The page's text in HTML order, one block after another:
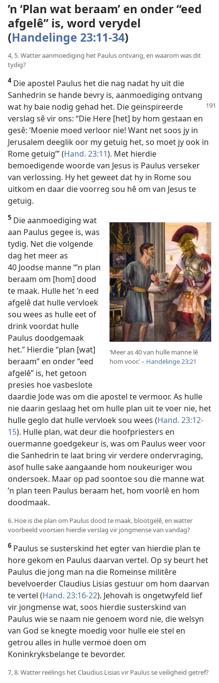
’n ‘Plan wat beraam’ en onder “eed
afgelê” is, word verydel
(Handelinge 23:11-34)
4, 5. Watter aanmoediging het Paulus ontvang, en waarom was dit
tydig?
4Die apostel Paulus het die nag nadat hy uit die
Sanhedrin se hande bevry is, aanmoediging ontvang
wat hy baie nodig gehad het. Die geïnspireerde
verslag sê vir ons: “Die Here [het] by hom gestaan en
gesê: ‘Moenie moed verloor nie! Want net soos jy in
Jerusalem deeglik oor my getuig het, so moet jy ook in
Rome getuig’” (Hand. 23:11). Met hierdie
bemoedigende woorde van Jesus is Paulus verseker
van verlossing. Hy het geweet dat hy in Rome sou
uitkom en daar die voorreg sou hê om van Jesus te
getuig.
‘Meer as 40 van hulle manne lê
hom voor.’ – Handelinge 23:21
5 Die aanmoediging wat
aan Paulus gegee is, was
tydig. Net die volgende
dag het meer as
40 Joodse manne “’n plan
beraam om [hom] dood
te maak. Hulle het ’n eed
afgelê dat hulle vervloek
sou wees as hulle eet of
drink voordat hulle
Paulus doodgemaak
het.” Hierdie “plan [wat]
beraam” en onder “eed
afgelê” is, het getoon
presies hoe vasbeslote
daardie Jode was om die apostel te vermoor. As hulle
nie daarin geslaag het om hulle plan uit te voer nie, het
hulle geglo dat hulle vervloek sou wees (Hand. 23:12-
15). Hulle plan, wat deur die hoofpriesters en
ouermanne goedgekeur is, was om Paulus weer voor
die Sanhedrin te laat bring vir verdere ondervraging,
asof hulle sake aangaande hom noukeuriger wou
ondersoek. Maar op pad soontoe sou die manne wat
’n plan teen Paulus beraam het, hom voorlê en hom
doodmaak.
6. Hoe is die plan om Paulus dood te maak, blootgelê, en watter
voorbeeld voorsien hierdie verslag vir jongmense van vandag?
6 Paulus se susterskind het egter van hierdie plan te
hore gekom en Paulus daarvan vertel. Op sy beurt het
Paulus die jong man na die Romeinse militêre
bevelvoerder Claudius Lisias gestuur om hom daarvan
te vertel (Hand. 23:16-22). Jehovah is ongetwyfeld lief
vir jongmense wat, soos hierdie susterskind van
Paulus wie se naam nie genoem word nie, die welsyn
van God se knegte moedig voor hulle eie stel en
getrou alles in hulle vermoë doen om
Koninkryksbelange te bevorder.
7, 8. Watter reëlings het Claudius Lisias vir Paulus se veiligheid getref?